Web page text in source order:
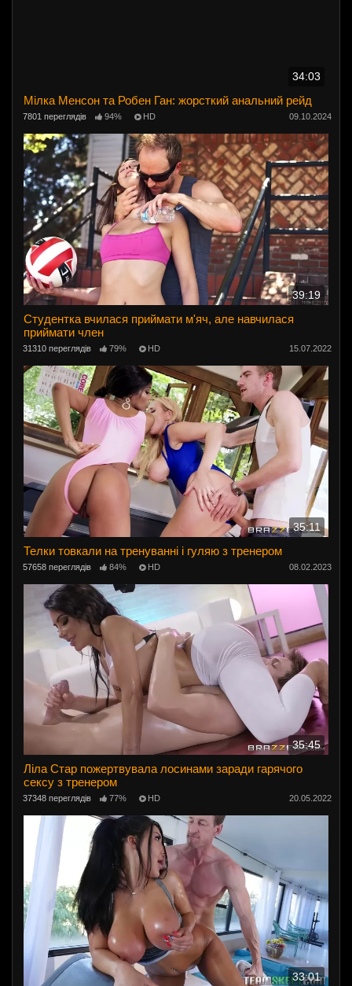
34:03
Мілка Менсон та Робен Ган: жорсткий анальний рейд
7801 переглядів 94% HD 09.10.2024
39:19
Студентка вчилася приймати м'яч, але навчилася
приймати член
31310 переглядів 79% HD 15.07.2022
35:11
Телки товкали на тренуванні і гуляю з тренером
57658 переглядів 84% HD 08.02.2023
35:45
Ліла Стар пожертвувала лосинами заради гарячого
сексу з тренером
37348 переглядів 77% HD 20.05.2022
33:01